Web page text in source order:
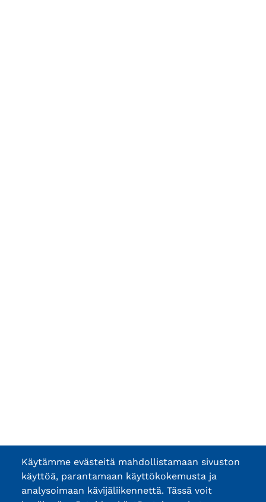
Käytämme evästeitä mahdollistamaan sivuston
käyttöä, parantamaan käyttökokemusta ja
analysoimaan kävijäliikennettä. Tässä voit